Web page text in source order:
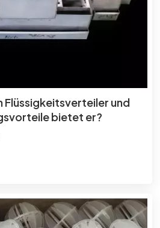
Flüssigkeitsverteiler und
bietet er?